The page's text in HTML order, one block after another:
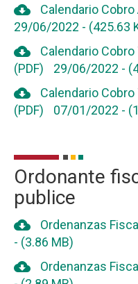
cloud_download
Calendario Cobro
29/06/2022 - (425.63
cloud_download
Calendario
(PDF)
29/06/2022 -
cloud_download
Calendario
(PDF)
07/01/2022 -
Ordonante
publice
cloud_download Ordenanzas
- (3.86 MB)
cloud_download Ordenanzas